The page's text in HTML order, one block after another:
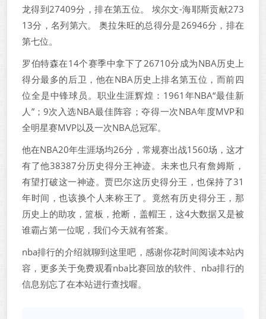
龙得到27409分，排在第五位。 埃尔文-海耶斯贡献273
13分，名列第六。 奥拉朱旺的总得分是26946分，排在
第七位。
罗伯特森在14个赛季中拿下了26710分成为NBA历史上
得分最多的后卫，他在NBA历史上排名第五位，而前四
位全是中锋球员。职业生涯辉煌：1961年NBA“最佳新
人”；9次入选NBA最佳阵容；夺得一次NBA年度MVP和
全明星赛MVP以及一次NBA总冠军。
他在NBA20年生涯场均26分，常规赛出战1560场，这才
有了他38387分历史得分王神迹。未来也只有詹姆斯，
有望打破这一神迹。贾巴尔这历史得分王，也保持了31
年时间，也该换个人来称王了。竟然有历史得分王，那
历史上的助攻，篮板，抢断，盖帽王，这4大数据又是被
谁霸占第一位呢，我们今天就有答案。
nba排行的介绍就聊到这里吧，感谢你花时间阅读本站内
容，更多关于免费观看nba比赛回放的软件、nba排行的
信息别忘了在本站进行查找喔。